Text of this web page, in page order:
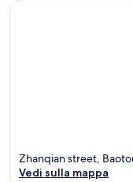
Zhanqian street,
Vedi sulla mappa